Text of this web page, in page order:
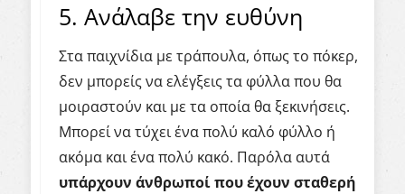
5. Ανάλαβε την ευθύνη
Στα παιχνίδια με τράπουλα, όπως το πόκερ,
δεν μπορείς να ελέγξεις τα φύλλα που θα
μοιραστούν και με τα οποία θα ξεκινήσεις.
Μπορεί να τύχει ένα πολύ καλό φύλλο ή
ακόμα και ένα πολύ κακό. Παρόλα αυτά
υπάρχουν άνθρωποί που έχουν σταθερή